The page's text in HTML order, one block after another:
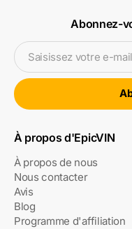
Abonnez-
Saisissez votre e-mail
À propos d'EpicVIN
À propos de nous
Nous contacter
Avis
Blog
Programme d'affiliation